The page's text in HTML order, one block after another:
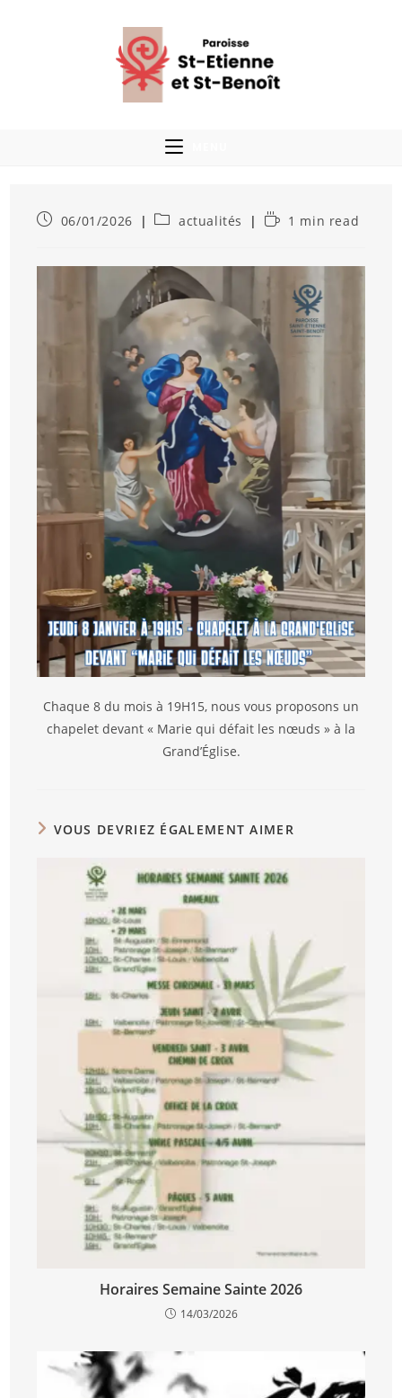
06/01/2026 actualités 1 min read
Chaque 8 du mois à 19H15, nous vous proposons un
chapelet devant « Marie qui défait les nœuds » à la
Grand’Église.
VOUS DEVRIEZ ÉGALEMENT AIMER
Horaires Semaine Sainte 2026
14/03/2026